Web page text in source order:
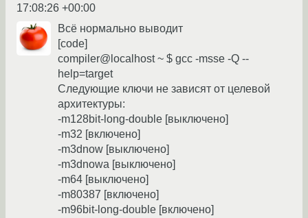
17:08:26 +00:00
Всё нормально выводит
[code]
compiler@localhost ~ $ gcc -msse -Q --
help=target
Следующие ключи не зависят от целевой
архитектуры:
-m128bit-long-double [выключено]
-m32 [включено]
-m3dnow [выключено]
-m3dnowa [выключено]
-m64 [выключено]
-m80387 [включено]
-m96bit-long-double [включено]